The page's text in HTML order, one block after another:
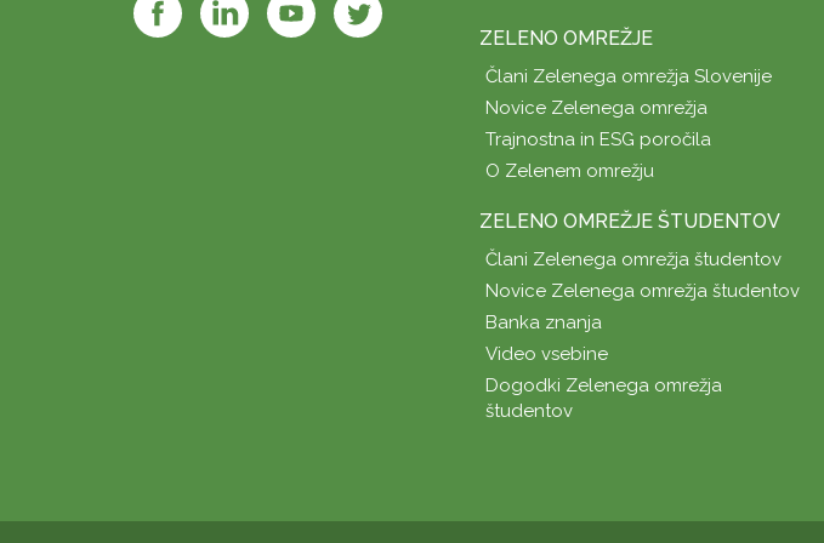
ZELENO OMREŽJE
Člani Zelenega omrežja Slovenije
Novice Zelenega omrežja
Trajnostna in ESG poročila
O Zelenem omrežju
ZELENO OMREŽJE ŠTUDENTOV
Člani Zelenega omrežja študentov
Novice Zelenega omrežja študentov
Banka znanja
Video vsebine
Dogodki Zelenega omrežja
študentov